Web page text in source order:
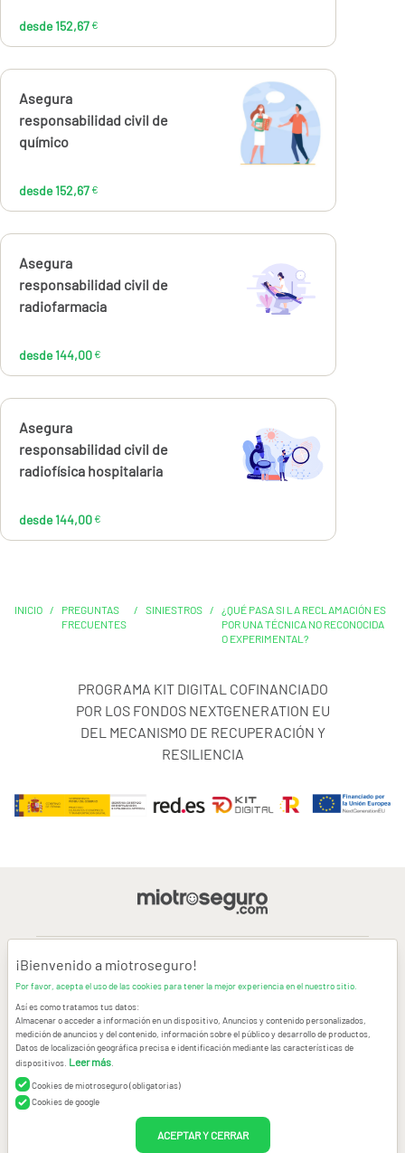
desde 152,67 €
Calcúlalo ahora
Asegura
responsabilidad civil de
químico
desde 152,67 €
152,67 €
Calcúlalo ahora
Asegura
responsabilidad civil de
radiofarmacia
desde 144,00 €
144,00€
Calcúlalo ahora
Asegura
responsabilidad civil de
radiofísica hospitalaria
desde 144,00 €
144,00 €
INICIO /
PREGUNTAS
FRECUENTES
/ SINIESTROS /
¿QUÉ PASA SI LA RECLAMACIÓN ES
POR UNA TÉCNICA NO RECONOCIDA
O EXPERIMENTAL?
PROGRAMA KIT DIGITAL COFINANCIADO
POR LOS FONDOS NEXTGENERATION EU
DEL MECANISMO DE RECUPERACIÓN Y
RESILIENCIA
AVISO LEGAL
CONDICIONES GENERALES DE USO
POLÍTICA DE PRIVACIDAD|CANAL DE DENUNCIAS|COOKIES
CONTACTAR
© Copyright miotroseguro.com 2026. Todos los derechos reservados
¡Bienvenido a miotroseguro!
Por favor, acepta el uso de las cookies para tener la mejor experiencia en el nuestro sitio.
Así es como tratamos tus datos:
Almacenar o acceder a información en un dispositivo, Anuncios y contenido personalizados,
medición de anuncios y del contenido, información sobre el público y desarrollo de productos,
Datos de localización geográfica precisa e identificación mediante las características de
dispositivos. Leer más
Cookies de miotroseguro (obligatorias)
Cookies de google
ACEPTAR Y CERRAR